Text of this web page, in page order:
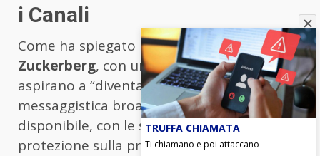
i Canali
Come ha spiegato il Ceo di Meta,Mark
Zuckerberg, con un post online, i Canali
aspirano a “diventare il prodotto di
messaggistica broadcast più sicuro
disponibile, con le solide misure di
protezione sulla privacy che le persone si
TRUFFA CHIAMATA
Ti chiamano e poi attaccano